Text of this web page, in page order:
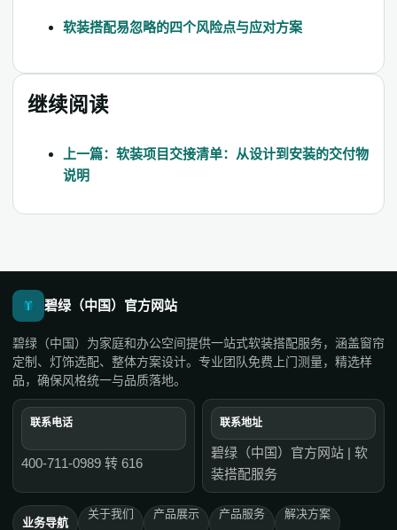
软装搭配易忽略的四个风险点与应对方案
继续阅读
上一篇：软装项目交接清单：从设计到安装的交付物
说明
碧绿（中国）官方网站
碧绿（中国）为家庭和办公空间提供一站式软装搭配服务，涵盖窗帘
定制、灯饰选配、整体方案设计。专业团队免费上门测量，精选样
品，确保风格统一与品质落地。
联系电话
400-711-0989 转 616
联系地址
碧绿（中国）官方网站 | 软
装搭配服务
业务导航
关于我们 产品展示 产品服务 解决方案